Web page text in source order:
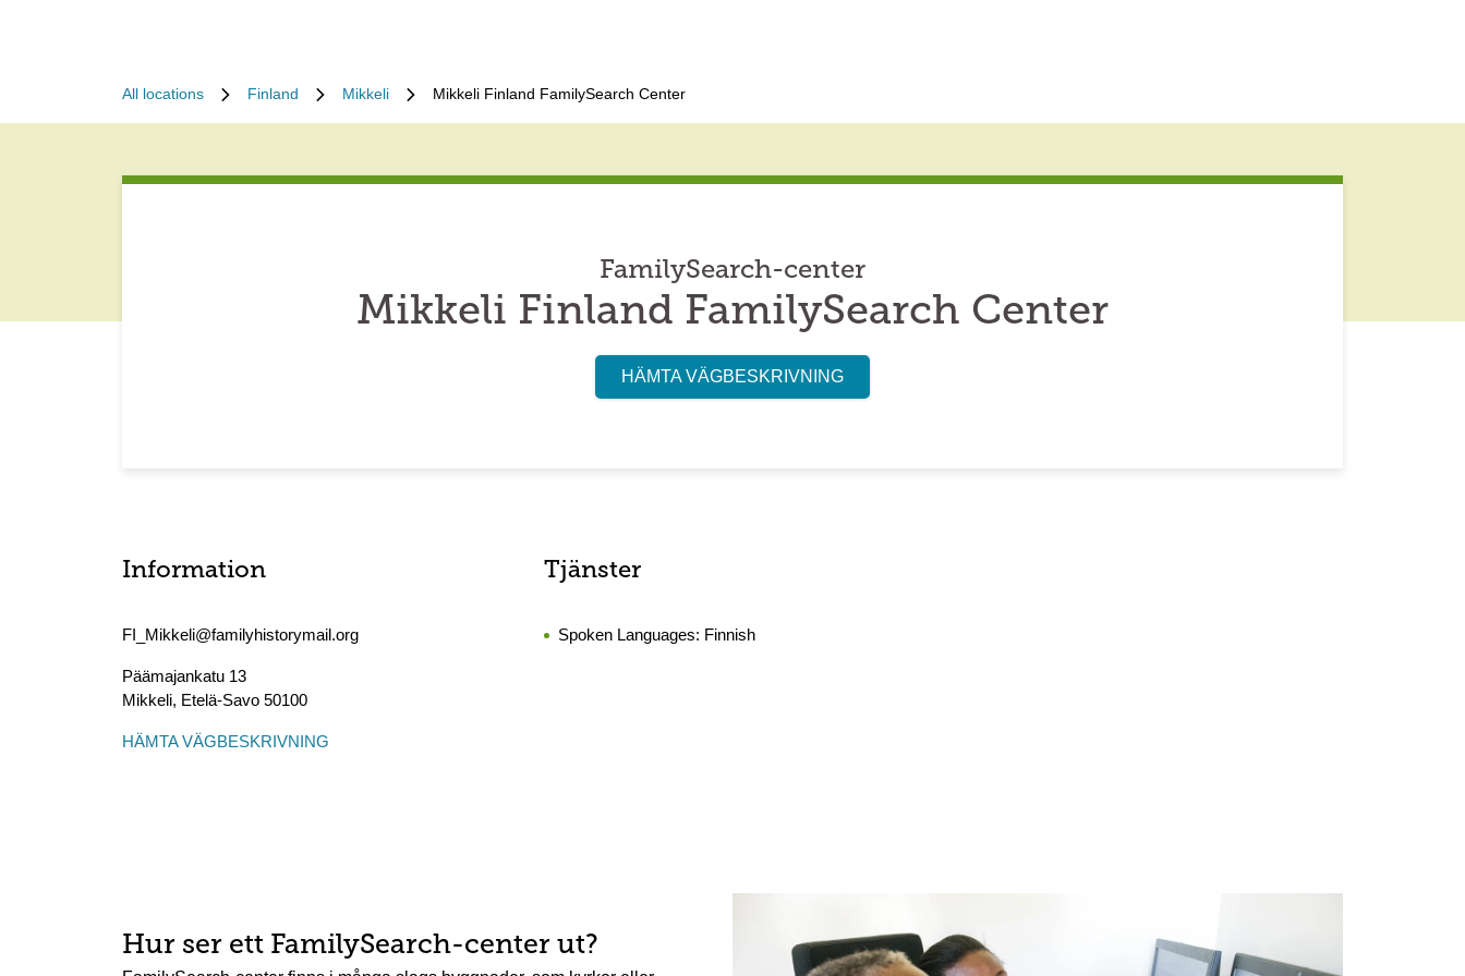
All locations Finland Mikkeli Mikkeli Finland FamilySearch Center
FamilySearch-center
Mikkeli Finland FamilySearch Center
HÄMTA VÄGBESKRIVNING
Information
FI_Mikkeli@familyhistorymail.org
Päämajankatu 13
Mikkeli, Etelä-Savo 50100
HÄMTA VÄGBESKRIVNING
Tjänster
Spoken Languages: Finnish
Hur ser ett FamilySearch-center ut?